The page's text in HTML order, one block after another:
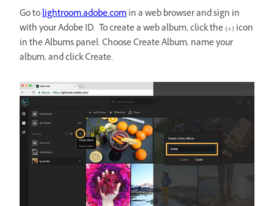
Go tolightroom.adobe.comin a web browser and sign in
with your Adobe ID. To create a web album, click the (+) icon
in the Albums panel. Choose Create Album, name your
album, and click Create.